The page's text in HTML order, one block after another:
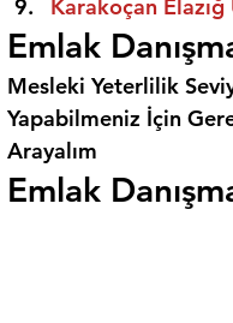
Karakoçan Elazığ
Emlak
Mesleki Yeterlilik
Yapabilmeniz İçin
Arayalım
Emlak